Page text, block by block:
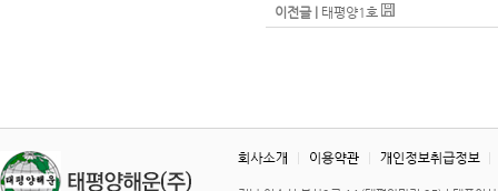
이전글 | 태평양1호